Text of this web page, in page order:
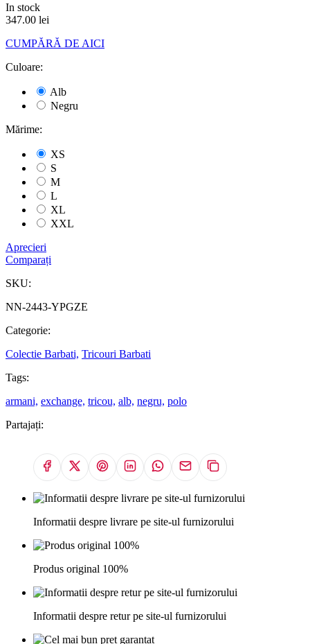
In stock
347.00 lei
CUMPĂRĂ DE AICI
Culoare:
Alb
Negru
Mărime:
XS
S
M
L
XL
XXL
Aprecieri
Comparați
SKU:
NN-2443-YPGZE
Categorie:
Colectie Barbati, Tricouri Barbati
Tags:
armani, exchange, tricou, alb, negru, polo
Partajați:
Informatii despre livrare pe site-ul furnizorului
Produs original 100%
Informatii despre retur pe site-ul furnizorului